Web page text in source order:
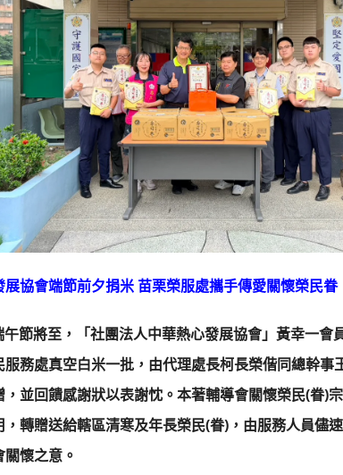
苗栗地檢署檢察長遞交守護家
里長一齊維繫公平選舉
展協會端節前夕捐米 苗栗榮服處攜手傳愛關懷榮民眷
節將至，「社團法人中華熱心發展協會」黃幸一會
服務處真空白米一批，由代理處長柯長榮偕同總幹事
，並回饋感謝狀以表謝忱。本著輔導會關懷榮民(眷)
，轉贈送給轄區清寒及年長榮民(眷)，由服務人員儘
懷之意。